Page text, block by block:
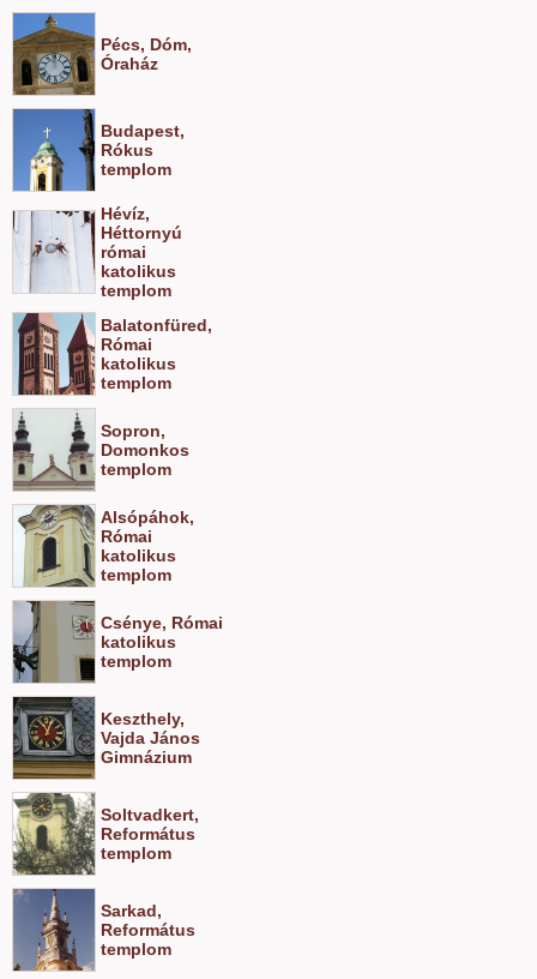
Pécs, Dóm,
Óraház
Budapest,
Rókus
templom
Hévíz,
Héttornyú
római
katolikus
templom
Balatonfüred,
Római
katolikus
templom
Sopron,
Domonkos
templom
Alsópáhok,
Római
katolikus
templom
Csénye, Római
katolikus
templom
Keszthely,
Vajda János
Gimnázium
Soltvadkert,
Református
templom
Sarkad,
Református
templom